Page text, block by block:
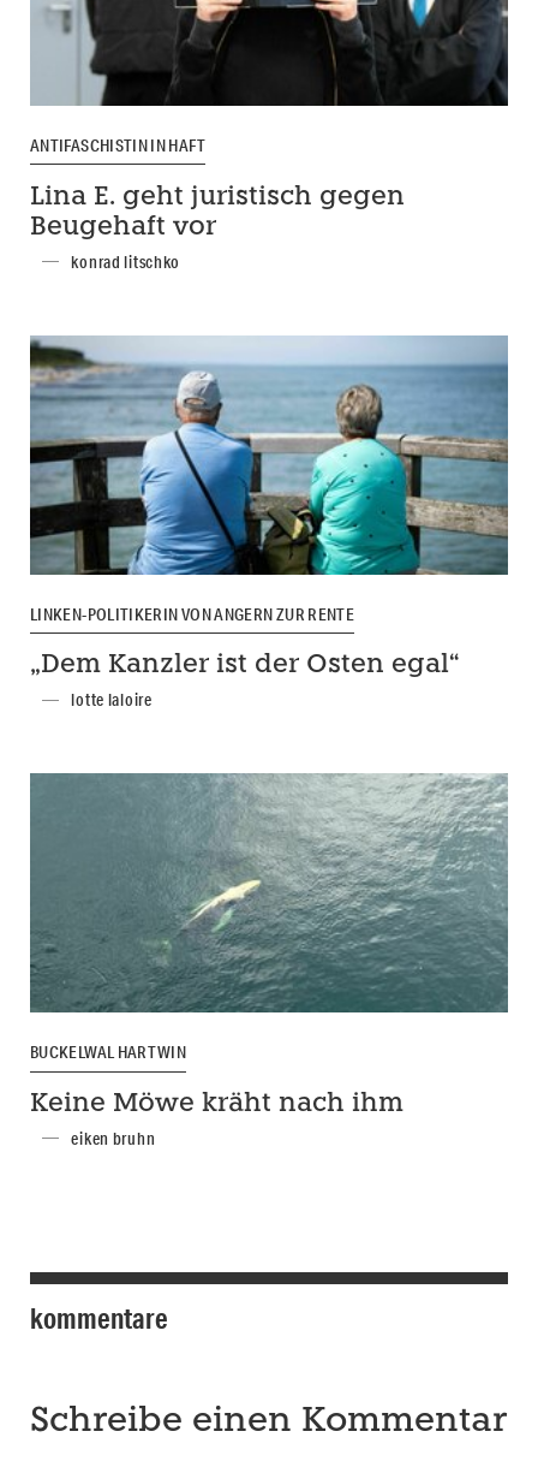
ANTIFASCHISTIN IN HAFT
Lina E. geht juristisch gegen
Beugehaft vor
konrad litschko
LINKEN-POLITIKERIN VON ANGERN ZUR RENTE
„Dem Kanzler ist der Osten egal“
lotte laloire
BUCKELWAL HARTWIN
Keine Möwe kräht nach ihm
eiken bruhn
kommentare
Schreibe einen Kommentar